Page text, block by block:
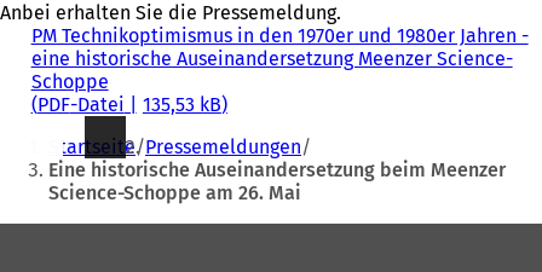
Anbei erhalten Sie die Pressemeldung.
PM Technikoptimismus in den 1970er und 1980er Jahren -
eine historische Auseinandersetzung Meenzer Science-
Schoppe
PDF-Datei 135,53 kB
befinden
sich
hier:
Startseite Pressemeldungen
Eine historische Auseinandersetzung beim Meenzer
Science-Schoppe am 26. Mai